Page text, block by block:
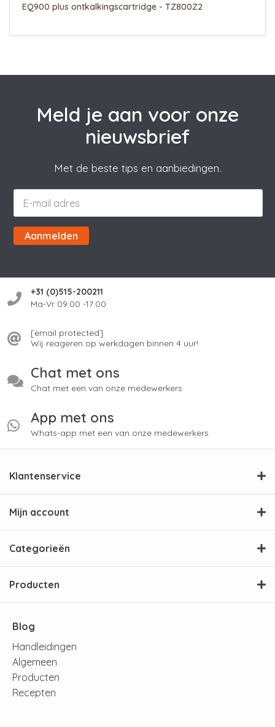
EQ900 plus ontkalkingscartridge - TZ800Z2
Meld je aan voor onze
nieuwsbrief
Met de beste tips en aanbiedingen.
Aanmelden
+31 (0)515-200211
Ma-Vr 09:00 -17:00
[email protected]
Wij reageren op werkdagen binnen 4 uur!
Chat met ons
Chat met een van onze medewerkers
App met ons
Whats-app met een van onze medewerkers.
Klantenservice
Mijn account
Categorieën
Producten
Blog
Handleidingen
Algemeen
Producten
Recepten